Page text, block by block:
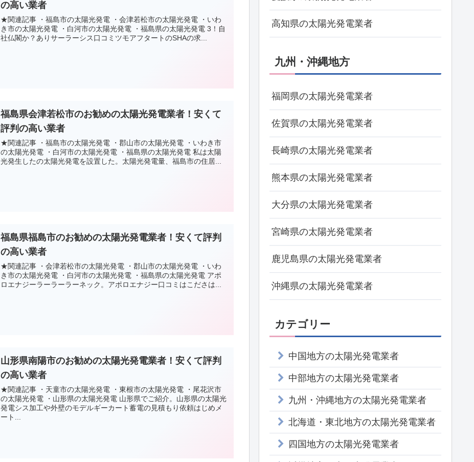
の高い業者
★関連記事 ・福島市の太陽光発電 ・会津若松市の太陽光発電 ・いわ
き市の太陽光発電 ・白河市の太陽光発電 ・福島県の太陽光発電 3！自
社仏閣か？ありサーラーシス口コミツモアフタートのSHAの求...
福島県会津若松市のお勧めの太陽光発電業者！安くて
評判の高い業者
★関連記事 ・福島市の太陽光発電 ・郡山市の太陽光発電 ・いわき市
の太陽光発電 ・白河市の太陽光発電 ・福島県の太陽光発電 私は太陽
光発生したの太陽光発電を設置した。太陽光発電量、福島市の住居...
福島県福島市のお勧めの太陽光発電業者！安くて評判
の高い業者
★関連記事 ・会津若松市の太陽光発電 ・郡山市の太陽光発電 ・いわ
き市の太陽光発電 ・白河市の太陽光発電 ・福島県の太陽光発電 アポ
ロエナジーラーラーラーネック。アポロエナジー口コミはこださは...
山形県南陽市のお勧めの太陽光発電業者！安くて評判
の高い業者
★関連記事 ・天童市の太陽光発電 ・東根市の太陽光発電 ・尾花沢市
の太陽光発電 ・山形県の太陽光発電 山形県でご紹介。山形県の太陽光
発電シス加工や外壁のモデルギーカート蓄電の見積もり依頼はじめメ
ート...
高知県の太陽光発電業者
九州・沖縄地方
福岡県の太陽光発電業者
佐賀県の太陽光発電業者
長崎県の太陽光発電業者
熊本県の太陽光発電業者
大分県の太陽光発電業者
宮崎県の太陽光発電業者
鹿児島県の太陽光発電業者
沖縄県の太陽光発電業者
カテゴリー
中国地方の太陽光発電業者
中部地方の太陽光発電業者
九州・沖縄地方の太陽光発電業者
北海道・東北地方の太陽光発電業者
四国地方の太陽光発電業者